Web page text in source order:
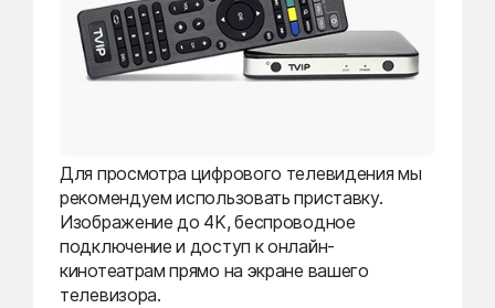
Для просмотра цифрового телевидения мы
рекомендуем использовать приставку.
Изображение до 4K, беспроводное
подключение и доступ к онлайн-
кинотеатрам прямо на экране вашего
телевизора.